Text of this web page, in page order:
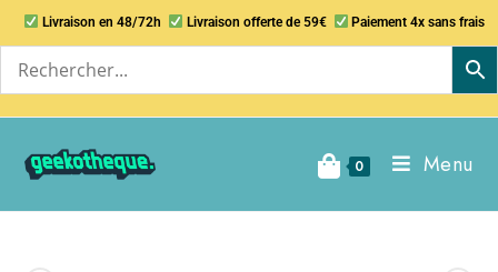
Livraison en 48/72h Livraison offerte de 59€ Paiement 4x sans frais
0 Menu